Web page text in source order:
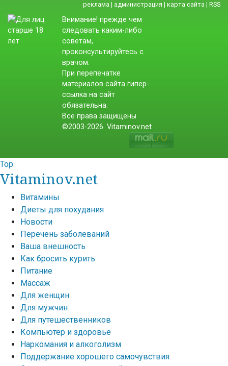
реклама | администрация | карта сайта | RSS
Внимание! прежде чем
следовать каким-либо
советам,
проконсультируйтесь с
врачом.
При перепечатке
материалов сайта гипер-
ссылка на сайт
обязательна.
Все права защищены
©2003-2026. Vitaminov.net
Top
Vitaminov.net
Витамины
Диеты для похудания
Новости
Перечень заболеваний
Ваша внешность
Как бросить курить
Питание
Массаж
Для женщин
Для мужчин
Для путешественников
Компьютер и здоровье
Наркомания и алкоголизм
Поддержание хорошего самочувствия